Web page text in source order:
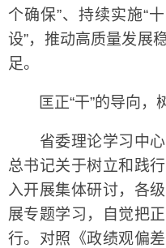
个确保”、持续实施“
设”，推动高质量发展
足。
匡正“干”的导向，
省委理论学习中心
总书记关于树立和践
入开展集体研讨，各
展专题学习，自觉把
行。对照《政绩观偏